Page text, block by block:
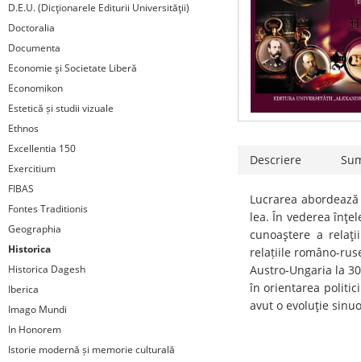
D.E.U. (Dicţionarele Editurii Universităţii)
Doctoralia
Documenta
Economie şi Societate Liberă
Economikon
Estetică și studii vizuale
Ethnos
Excellentia 150
Exercitium
FIBAS
Fontes Traditionis
Geographia
Historica
Historica Dagesh
Iberica
Imago Mundi
In Honorem
Istorie modernă și memorie culturală
Descriere
Lucrarea
lea. În vederea
cunoaştere a
relațiile româno-
Austro-Ungaria la
în orientarea
avut o evoluţie